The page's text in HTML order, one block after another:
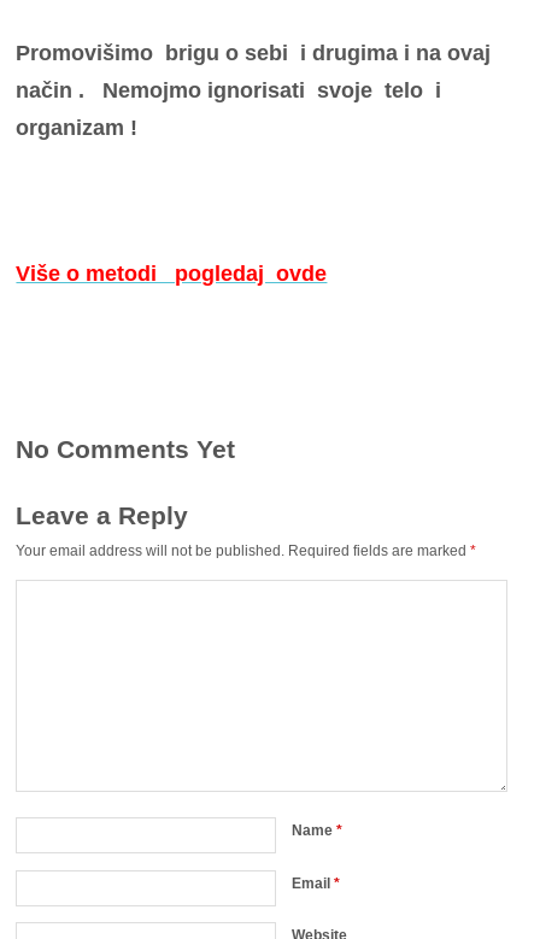
Promovišimo brigu o sebi i drugima i na ovaj
način . Nemojmo ignorisati svoje telo i
organizam !
Više o metodi pogledaj ovde
No Comments Yet
Leave a Reply
Your email address will not be published. Required fields are marked*
Name*
Email*